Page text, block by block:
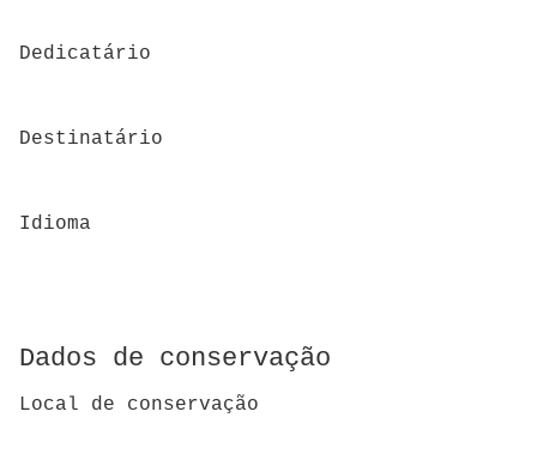
Dedicatário
Destinatário
Idioma
Dados de conservação
Local de conservação